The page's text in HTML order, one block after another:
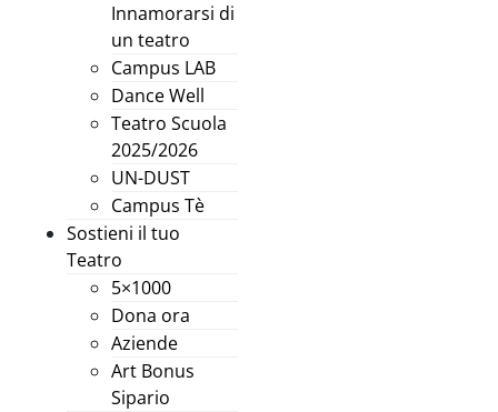
Innamorarsi di
un teatro
Campus LAB
Dance Well
Teatro Scuola
2025/2026
UN-DUST
Campus Tè
Sostieni il tuo
Teatro
5×1000
Dona ora
Aziende
Art Bonus
Sipario